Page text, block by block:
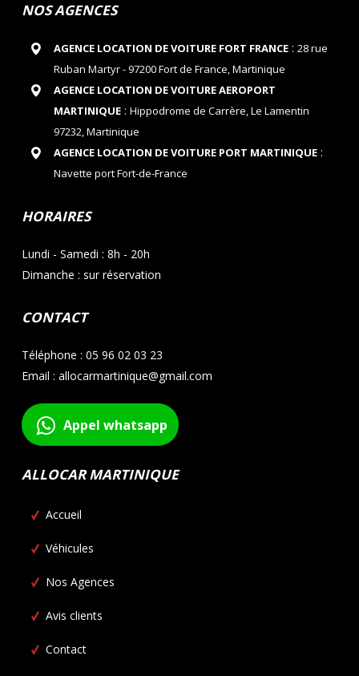
NOS AGENCES
AGENCE LOCATION DE VOITURE FORT FRANCE: 28 rue
Ruban Martyr - 97200 Fort de France, Martinique
AGENCE LOCATION DE VOITURE AEROPORT
MARTINIQUE: Hippodrome de Carrère, Le Lamentin
97232, Martinique
AGENCE LOCATION DE VOITURE PORT MARTINIQUE:
Navette port Fort-de-France
HORAIRES
Lundi - Samedi : 8h - 20h
Dimanche : sur réservation
CONTACT
Téléphone : 05 96 02 03 23
Email : allocarmartinique@gmail.com
Appel whatsapp
ALLOCAR MARTINIQUE
Accueil
Véhicules
Nos Agences
Avis clients
Contact